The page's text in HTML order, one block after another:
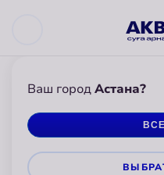
Ваш городАстана?
АКВАФОР КАРТРИДЖИ И
Сменные
фильтров